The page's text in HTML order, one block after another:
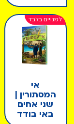
אי
המסתורין |
שני אחים
באי בודד